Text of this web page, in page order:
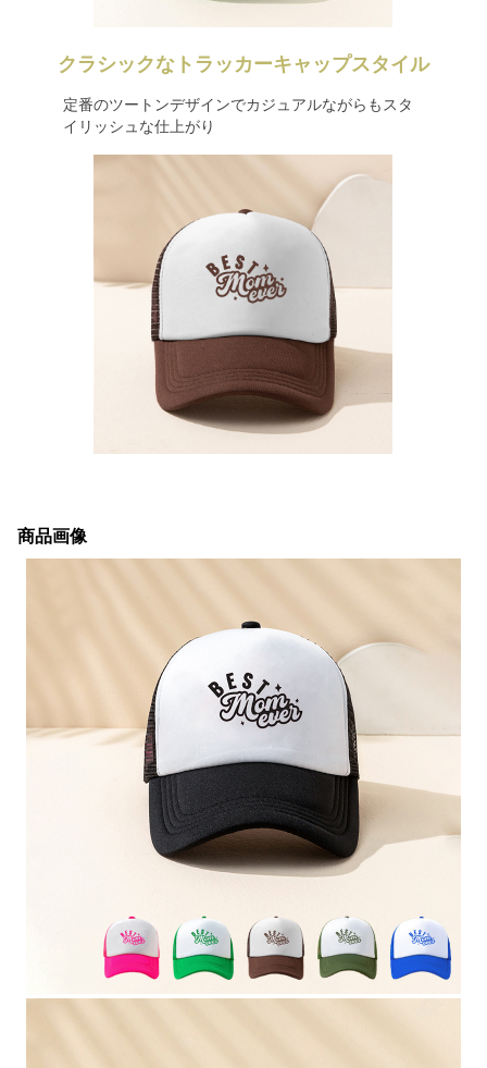
クラシックなトラッカーキャップスタイル
定番のツートンデザインでカジュアルながらもスタ
イリッシュな仕上がり
商品画像